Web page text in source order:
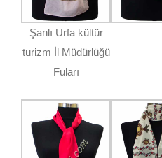
Şanlı Urfa kültür
turizm İl Müdürlüğü
Fuları